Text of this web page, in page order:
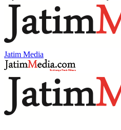
Jatim Media